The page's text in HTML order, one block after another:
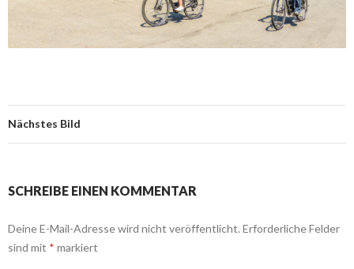
Nächstes Bild
SCHREIBE EINEN KOMMENTAR
Deine E-Mail-Adresse wird nicht veröffentlicht. Erforderliche Felder
sind mit * markiert